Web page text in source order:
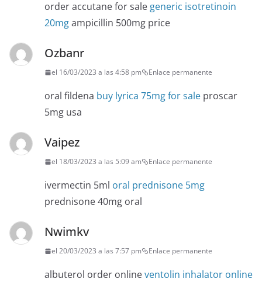
order accutane for sale generic isotretinoin
20mgampicillin 500mg price
Ozbanr
el 16/03/2023 a las 4:58 pm Enlace permanente
oral fildena buy lyrica 75mg for sale proscar
5mg usa
Vaipez
el 18/03/2023 a las 5:09 am Enlace permanente
ivermectin 5ml oral prednisone 5mg
prednisone 40mg oral
Nwimkv
el 20/03/2023 a las 7:57 pm Enlace permanente
albuterol order onlineventolin inhalator online